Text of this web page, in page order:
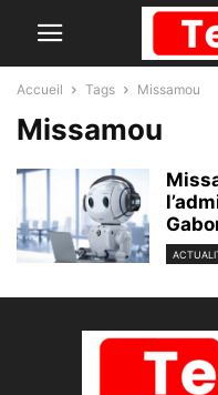
Accueil Tags Missamou
Missamou